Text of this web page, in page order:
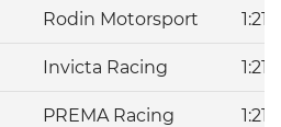
Rodin Motorsport
Invicta Racing
PREMA Racing